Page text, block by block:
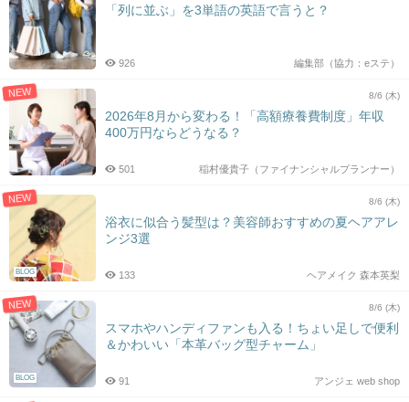
「列に並ぶ」を3単語の英語で言うと？
編集部（協力：eステ）
926
NEW 8/6 (木)
2026年8月から変わる！「高額療養費制度」年収
400万円ならどうなる？
稲村優貴子（ファイナンシャルプランナー）
501
NEW
BLOG
8/6 (木)
浴衣に似合う髪型は？美容師おすすめの夏ヘアアレ
ンジ3選
ヘアメイク 森本英梨
133
NEW
BLOG
8/6 (木)
スマホやハンディファンも入る！ちょい足しで便利
＆かわいい「本革バッグ型チャーム」
アンジェ web shop
91